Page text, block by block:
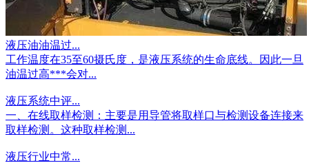
液压油油温过...
工作温度在35至60摄氏度，是液压系统的生命底线。因此一旦
油温过高***会对...
液压系统中评...
一、在线取样检测：主要是用导管将取样口与检测设备连接来
取样检测。这种取样检测...
液压行业中常...